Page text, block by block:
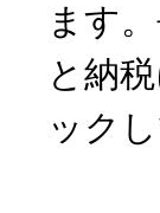
は
よ
ます
と納
ック